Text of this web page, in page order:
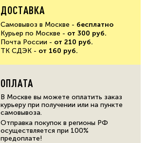
ДОСТАВКА
Самовывоз в Москве - бесплатно
Курьер по Москве - от 300 руб.
Почта России - от 210 руб.
ТК СДЭК - от 160 руб.
ОПЛАТА
В Москве вы можете оплатить заказ
курьеру при получении или на пункте
самовывоза.
Отправка покупок в регионы РФ
осуществляется при 100%
предоплате!